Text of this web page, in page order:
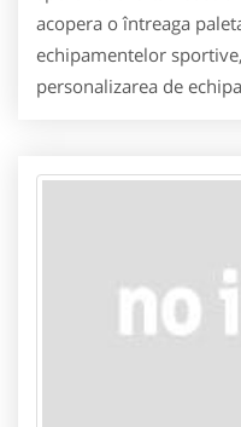
acopera o întreaga
echipamentelor
personalizarea de